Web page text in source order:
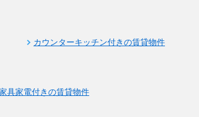
カウンターキッチン付きの賃貸物件
具家電付きの賃貸物件